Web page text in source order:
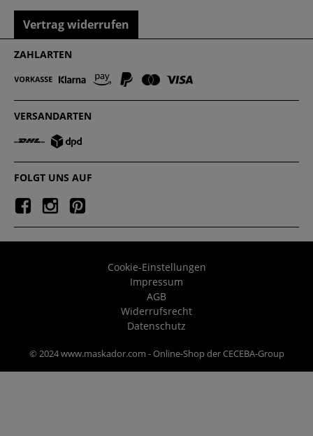
Vertrag widerrufen
ZAHLARTEN
VERSANDARTEN
FOLGT UNS AUF
Cookie-Einstellungen
Impressum
AGB
Widerrufsrecht
Datenschutz
© 2024 www.maskador.com - Online-Shop der CECEBA-Group